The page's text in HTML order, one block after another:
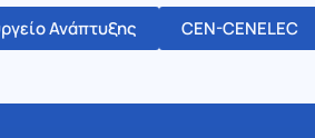
Ανάπτυξης CEN-CENELEC